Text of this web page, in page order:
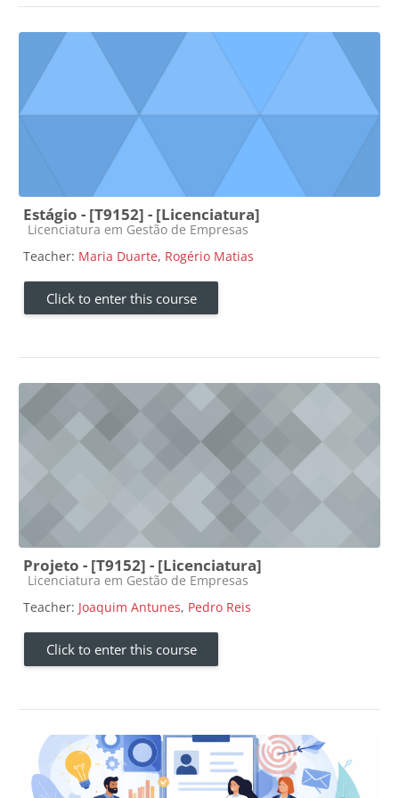
Estágio - [T9152] - [Licenciatura]
Course category
Licenciatura em Gestão de Empresas
Teacher: Maria Duarte, Rogério Matias
Click to enter this course
Projeto - [T9152] - [Licenciatura]
Course category
Licenciatura em Gestão de Empresas
Teacher: Joaquim Antunes, Pedro Reis
Click to enter this course